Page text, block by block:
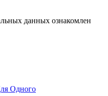
данных ознакомлен
Одного